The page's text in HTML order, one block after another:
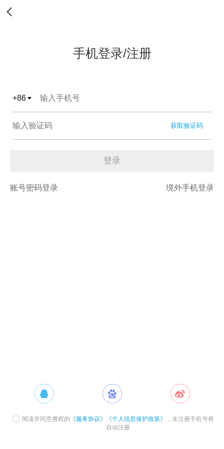
手机登录/注册
+86
获取验证码
登录
账号密码登录 境外手机登录
阅读并同意携程的 《服务协议》 《个人信息保护政策》
，未注册手机号将
自动注册